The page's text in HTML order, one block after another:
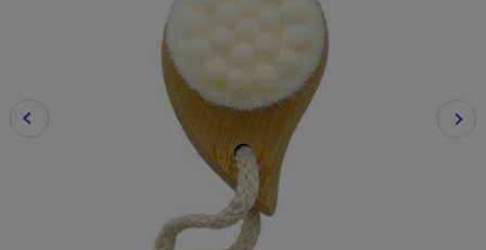
COLLECTIONS / ブランド一覧